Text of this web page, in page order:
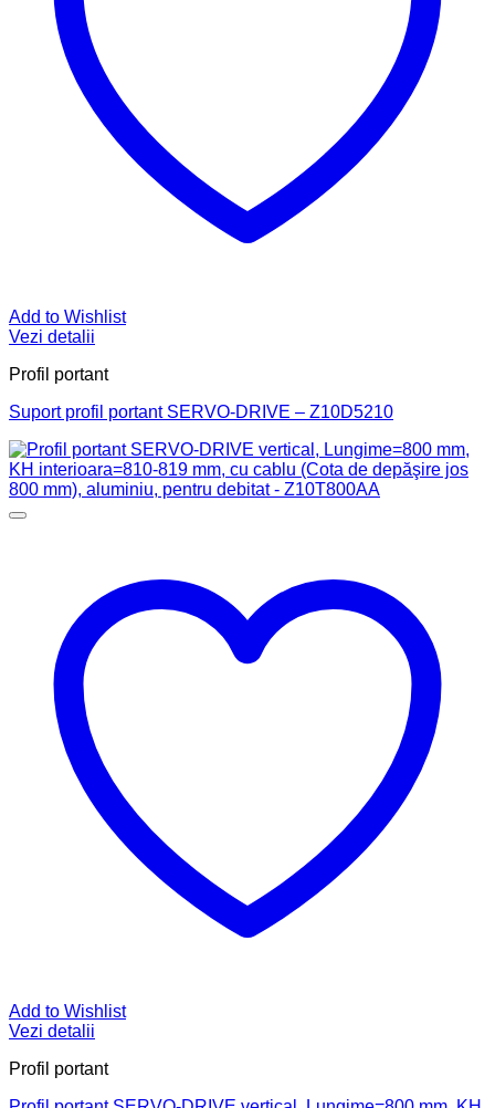
Add to Wishlist
Vezi detalii
Profil portant
Suport profil portant SERVO-DRIVE – Z10D5210
Add to Wishlist
Vezi detalii
Profil portant